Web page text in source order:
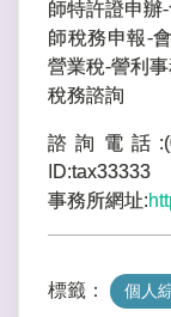
師特許證申辦
師稅務申報-
營業稅-謍利
稅務諮詢
諮詢電話
ID:tax33333
事務所網址:
標籤： 個人